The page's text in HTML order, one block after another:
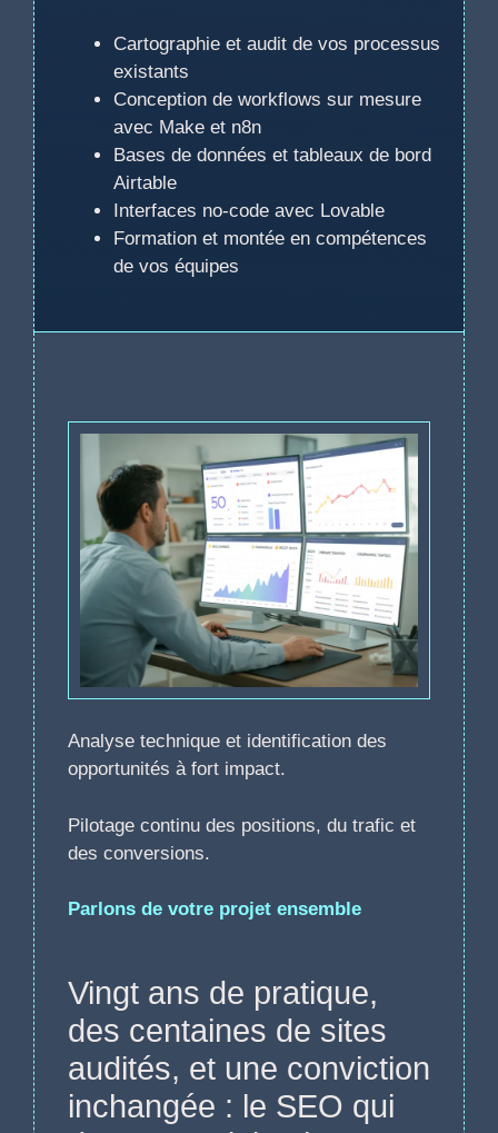
Cartographie et audit de vos processus
existants
Conception de workflows sur mesure
avec Make et n8n
Bases de données et tableaux de bord
Airtable
Interfaces no-code avec Lovable
Formation et montée en compétences
de vos équipes
Vingt ans de pratique,
des centaines de sites
audités, et une conviction
inchangée : le SEO qui
Analyse technique et identification des
opportunités à fort impact.
Pilotage continu des positions, du trafic et
des conversions.
Parlons de votre projet ensemble